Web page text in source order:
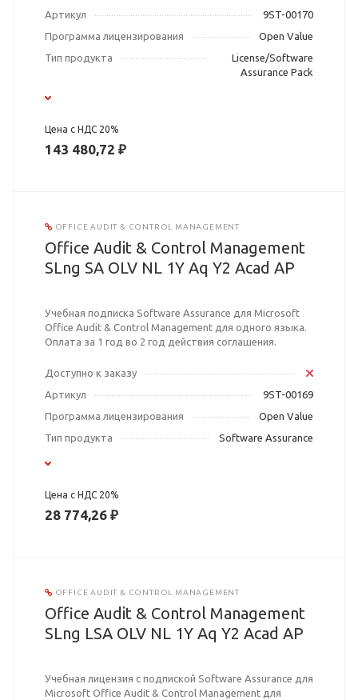
Артикул
9ST-00170
Программа лицензирования
Open Value
Тип продукта
License/Software
Assurance Pack
Цена с НДС 20%
143 480,72 ₽
OFFICE AUDIT & CONTROL MANAGEMENT
Office Audit & Control Management
SLng SA OLV NL 1Y Aq Y2 Acad AP
Учебная подписка Software Assurance для Microsoft
Office Audit & Control Management для одного языка.
Оплата за 1 год во 2 год действия соглашения.
Доступно к заказу
Артикул
9ST-00169
Программа лицензирования
Open Value
Тип продукта
Software Assurance
Цена с НДС 20%
28 774,26 ₽
OFFICE AUDIT & CONTROL MANAGEMENT
Office Audit & Control Management
SLng LSA OLV NL 1Y Aq Y2 Acad AP
Учебная лицензия с подпиской Software Assurance для
Microsoft Office Audit & Control Management для